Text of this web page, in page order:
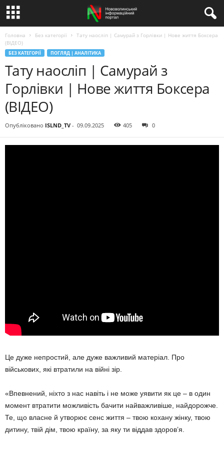
Головна Без категорії
Тату наосліп | Самурай з Горлівки | Нове життя Боксера
(ВІДЕО)
БЕЗ КАТЕГОРІЇ ПОГЛЯД | АНАЛІТИКА
Тату наосліп | Самурай з
Горлівки | Нове життя Боксера
(ВІДЕО)
Опубліковано ISLND_TV - 09.09.2025 405 0
Це дуже непростий, але дуже важливий матеріал. Про
військових, які втратили на війні зір.
«Впевнений, ніхто з нас навіть і не може уявити як це – в один
момент втратити можливість бачити найважливіше, найдорожче.
Те, що власне й утворює сенс життя – твою кохану жінку, твою
дитину, твій дім, твою країну, за яку ти віддав здоров’я.